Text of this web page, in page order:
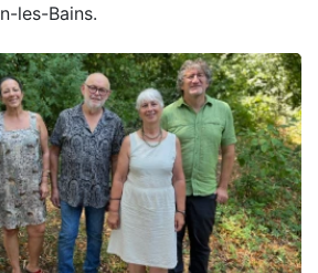
les-Bains.